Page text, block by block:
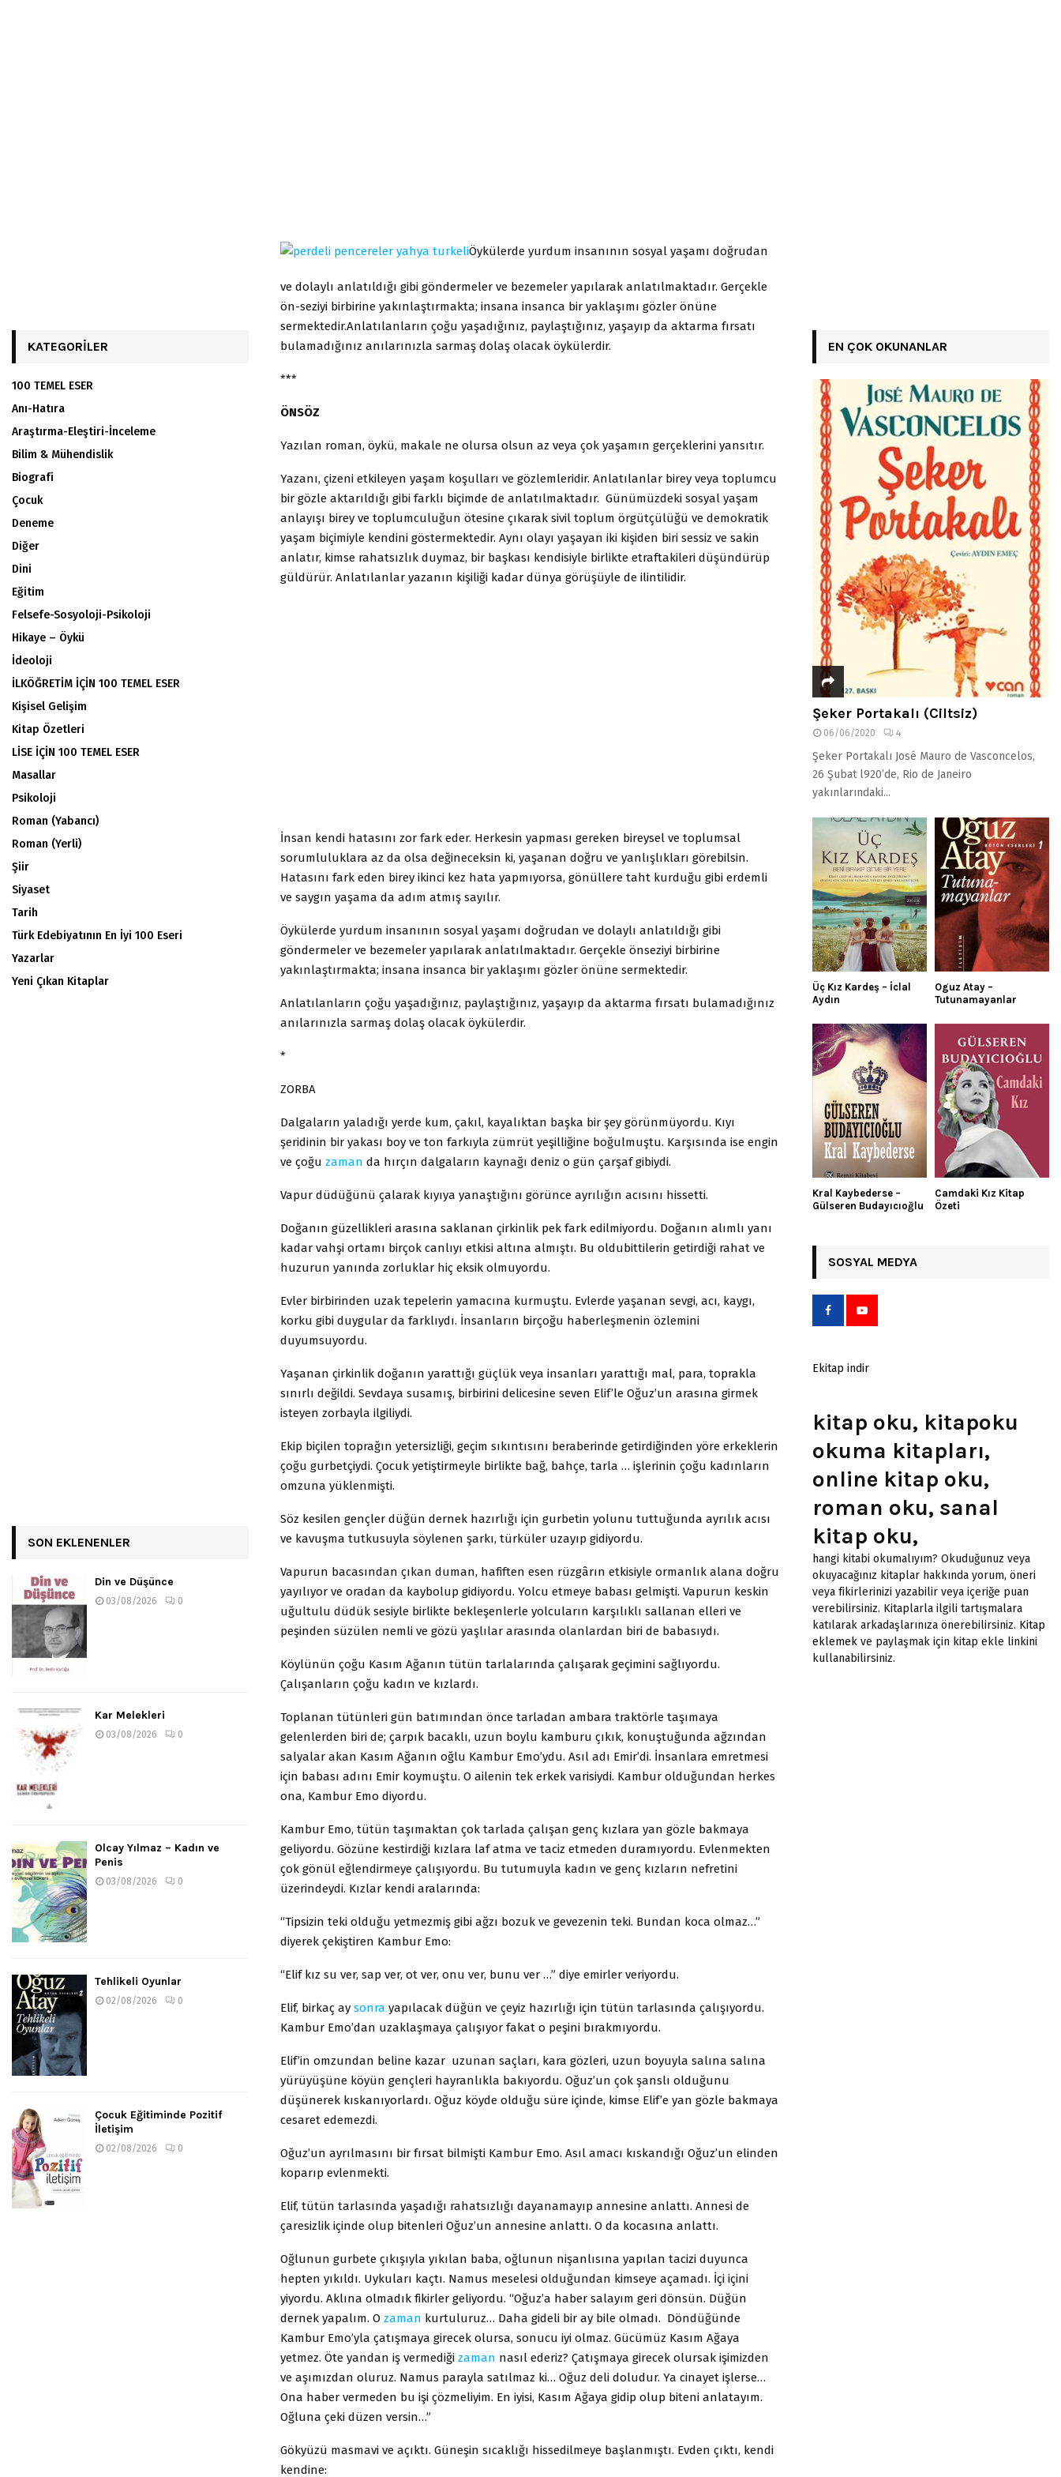
Öykülerde yurdum insanının sosyal yaşamı doğrudan
ve dolaylı anlatıldığı gibi göndermeler ve bezemeler yapılarak anlatılmaktadır. Gerçekle
ön-seziyi birbirine yakınlaştırmakta; insana insanca bir yaklaşımı gözler önüne
sermektedir.Anlatılanların çoğu yaşadığınız, paylaştığınız, yaşayıp da aktarma fırsatı
bulamadığınız anılarınızla sarmaş dolaş olacak öykülerdir.
***
ÖNSÖZ
Yazılan roman, öykü, makale ne olursa olsun az veya çok yaşamın gerçeklerini yansıtır.
Yazanı, çizeni etkileyen yaşam koşulları ve gözlemleridir. Anlatılanlar birey veya toplumcu
bir gözle aktarıldığı gibi farklı biçimde de anlatılmaktadır. Günümüzdeki sosyal yaşam
anlayışı birey ve toplumculuğun ötesine çıkarak sivil toplum örgütçülüğü ve demokratik
yaşam biçimiyle kendini göstermektedir. Aynı olayı yaşayan iki kişiden biri sessiz ve sakin
anlatır, kimse rahatsızlık duymaz, bir başkası kendisiyle birlikte etraftakileri düşündürüp
güldürür. Anlatılanlar yazanın kişiliği kadar dünya görüşüyle de ilintilidir.
İnsan kendi hatasını zor fark eder. Herkesin yapması gereken bireysel ve toplumsal
sorumluluklara az da olsa değineceksin ki, yaşanan doğru ve yanlışlıkları görebilsin.
Hatasını fark eden birey ikinci kez hata yapmıyorsa, gönüllere taht kurduğu gibi erdemli
ve saygın yaşama da adım atmış sayılır.
Öykülerde yurdum insanının sosyal yaşamı doğrudan ve dolaylı anlatıldığı gibi
göndermeler ve bezemeler yapılarak anlatılmaktadır. Gerçekle önseziyi birbirine
yakınlaştırmakta; insana insanca bir yaklaşımı gözler önüne sermektedir.
Anlatılanların çoğu yaşadığınız, paylaştığınız, yaşayıp da aktarma fırsatı bulamadığınız
anılarınızla sarmaş dolaş olacak öykülerdir.
*
ZORBA
Dalgaların yaladığı yerde kum, çakıl, kayalıktan başka bir şey görünmüyordu. Kıyı
şeridinin bir yakası boy ve ton farkıyla zümrüt yeşilliğine boğulmuştu. Karşısında ise engin
ve çoğu zaman da hırçın dalgaların kaynağı deniz o gün çarşaf gibiydi.
Vapur düdüğünü çalarak kıyıya yanaştığını görünce ayrılığın acısını hissetti.
Doğanın güzellikleri arasına saklanan çirkinlik pek fark edilmiyordu. Doğanın alımlı yanı
kadar vahşi ortamı birçok canlıyı etkisi altına almıştı. Bu oldubittilerin getirdiği rahat ve
huzurun yanında zorluklar hiç eksik olmuyordu.
Evler birbirinden uzak tepelerin yamacına kurmuştu. Evlerde yaşanan sevgi, acı, kaygı,
korku gibi duygular da farklıydı. İnsanların birçoğu haberleşmenin özlemini
duyumsuyordu.
Yaşanan çirkinlik doğanın yarattığı güçlük veya insanları yarattığı mal, para, toprakla
sınırlı değildi. Sevdaya susamış, birbirini delicesine seven Elif’le Oğuz’un arasına girmek
isteyen zorbayla ilgiliydi.
Ekip biçilen toprağın yetersizliği, geçim sıkıntısını beraberinde getirdiğinden yöre erkeklerin
çoğu gurbetçiydi. Çocuk yetiştirmeyle birlikte bağ, bahçe, tarla … işlerinin çoğu kadınların
omzuna yüklenmişti.
Söz kesilen gençler düğün dernek hazırlığı için gurbetin yolunu tuttuğunda ayrılık acısı
ve kavuşma tutkusuyla söylenen şarkı, türküler uzayıp gidiyordu.
Vapurun bacasından çıkan duman, hafiften esen rüzgârın etkisiyle ormanlık alana doğru
yayılıyor ve oradan da kaybolup gidiyordu. Yolcu etmeye babası gelmişti. Vapurun keskin
uğultulu düdük sesiyle birlikte bekleşenlerle yolcuların karşılıklı sallanan elleri ve
peşinden süzülen nemli ve gözü yaşlılar arasında olanlardan biri de babasıydı.
Köylünün çoğu Kasım Ağanın tütün tarlalarında çalışarak geçimini sağlıyordu.
Çalışanların çoğu kadın ve kızlardı.
Toplanan tütünleri gün batımından önce tarladan ambara traktörle taşımaya
gelenlerden biri de; çarpık bacaklı, uzun boylu kamburu çıkık, konuştuğunda ağzından
salyalar akan Kasım Ağanın oğlu Kambur Emo’ydu. Asıl adı Emir’di. İnsanlara emretmesi
için babası adını Emir koymuştu. O ailenin tek erkek varisiydi. Kambur olduğundan herkes
ona, Kambur Emo diyordu.
Kambur Emo, tütün taşımaktan çok tarlada çalışan genç kızlara yan gözle bakmaya
geliyordu. Gözüne kestirdiği kızlara laf atma ve taciz etmeden duramıyordu. Evlenmekten
çok gönül eğlendirmeye çalışıyordu. Bu tutumuyla kadın ve genç kızların nefretini
üzerindeydi. Kızlar kendi aralarında:
“Tipsizin teki olduğu yetmezmiş gibi ağzı bozuk ve gevezenin teki. Bundan koca olmaz…”
diyerek çekiştiren Kambur Emo:
“Elif kız su ver, sap ver, ot ver, onu ver, bunu ver …” diye emirler veriyordu.
Elif, birkaç ay sonra yapılacak düğün ve çeyiz hazırlığı için tütün tarlasında çalışıyordu.
Kambur Emo’dan uzaklaşmaya çalışıyor fakat o peşini bırakmıyordu.
Elif’in omzundan beline kazar uzunan saçları, kara gözleri, uzun boyuyla salına salına
yürüyüşüne köyün gençleri hayranlıkla bakıyordu. Oğuz’un çok şanslı olduğunu
düşünerek kıskanıyorlardı. Oğuz köyde olduğu süre içinde, kimse Elif’e yan gözle bakmaya
cesaret edemezdi.
Oğuz’un ayrılmasını bir fırsat bilmişti Kambur Emo. Asıl amacı kıskandığı Oğuz’un elinden
koparıp evlenmekti.
Elif, tütün tarlasında yaşadığı rahatsızlığı dayanamayıp annesine anlattı. Annesi de
çaresizlik içinde olup bitenleri Oğuz’un annesine anlattı. O da kocasına anlattı.
Oğlunun gurbete çıkışıyla yıkılan baba, oğlunun nişanlısına yapılan tacizi duyunca
hepten yıkıldı. Uykuları kaçtı. Namus meselesi olduğundan kimseye açamadı. İçi içini
yiyordu. Aklına olmadık fikirler geliyordu. “Oğuz’a haber salayım geri dönsün. Düğün
dernek yapalım. O zaman kurtuluruz… Daha gideli bir ay bile olmadı. Döndüğünde
Kambur Emo’yla çatışmaya girecek olursa, sonucu iyi olmaz. Gücümüz Kasım Ağaya
yetmez. Öte yandan iş vermediği zaman nasıl ederiz? Çatışmaya girecek olursak işimizden
ve aşımızdan oluruz. Namus parayla satılmaz ki… Oğuz deli doludur. Ya cinayet işlerse…
Ona haber vermeden bu işi çözmeliyim. En iyisi, Kasım Ağaya gidip olup biteni anlatayım.
Oğluna çeki düzen versin…”
Gökyüzü masmavi ve açıktı. Güneşin sıcaklığı hissedilmeye başlanmıştı. Evden çıktı, kendi
kendine:
KATEGORILER
100 TEMEL ESER
Anı-Hatıra
Araştırma-Eleştiri-İnceleme
Bilim & Mühendislik
Biografi
Çocuk
Deneme
Diğer
Dini
Eğitim
Felsefe-Sosyoloji-Psikoloji
Hikaye – Öykü
İdeoloji
İLKÖĞRETİM İÇİN 100 TEMEL ESER
Kişisel Gelişim
Kitap Özetleri
LİSE İÇİN 100 TEMEL ESER
Masallar
Psikoloji
Roman (Yabancı)
Roman (Yerli)
Şiir
Siyaset
Tarih
Türk Edebiyatının En İyi 100 Eseri
Yazarlar
Yeni Çıkan Kitaplar
SON EKLENENLER
Din ve Düşünce
03/08/2026 0
Kar Melekleri
03/08/2026 0
Olcay Yılmaz – Kadın ve
Penis
03/08/2026 0
Tehlikeli Oyunlar
02/08/2026 0
Çocuk Eğitiminde Pozitif
İletişim
02/08/2026 0
EN ÇOK OKUNANLAR
Şeker Portakalı (Ciltsiz)
06/06/2020 4
Şeker Portakalı José Mauro de Vasconcelos,
26 Şubat l920’de, Rio de Janeiro
yakınlarındaki...
Üç Kız Kardeş – İclal
Aydın
Oguz Atay –
Tutunamayanlar
Kral Kaybederse –
Gülseren Budayıcıoğlu
Camdaki Kız Kitap
Özeti
SOSYAL MEDYA
Ekitap indir
kitap oku, kitapoku
okuma kitapları,
online kitap oku,
roman oku, sanal
kitap oku,
hangi kitabi okumalıyım? Okuduğunuz veya
okuyacağınız kitaplar hakkında yorum, öneri
veya fikirlerinizi yazabilir veya içeriğe puan
verebilirsiniz. Kitaplarla ilgili tartışmalara
katılarak arkadaşlarınıza önerebilirsiniz. Kitap
eklemek ve paylaşmak için kitap ekle linkini
kullanabilirsiniz.